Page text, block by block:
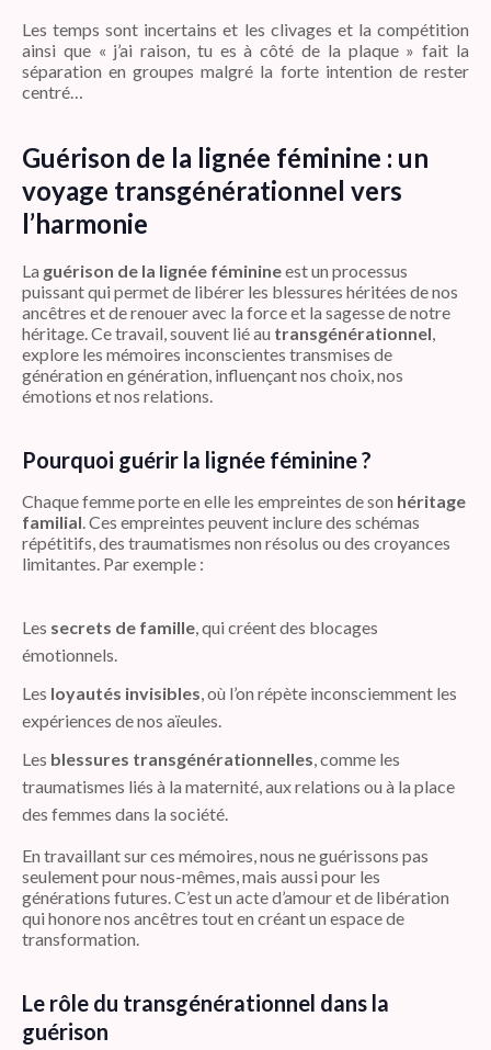
Les temps sont incertains et les clivages et la compétition
ainsi que « j’ai raison, tu es à côté de la plaque » fait la
séparation en groupes malgré la forte intention de rester
centré…⁠
Guérison de la lignée féminine : un
voyage transgénérationnel vers
l’harmonie
La guérison de la lignée féminineest un processus
puissant qui permet de libérer les blessures héritées de nos
ancêtres et de renouer avec la force et la sagesse de notre
héritage. Ce travail, souvent lié au transgénérationnel,
explore les mémoires inconscientes transmises de
génération en génération, influençant nos choix, nos
émotions et nos relations.
Pourquoi guérir la lignée féminine ?
Chaque femme porte en elle les empreintes de son héritage
familial. Ces empreintes peuvent inclure des schémas
répétitifs, des traumatismes non résolus ou des croyances
limitantes. Par exemple :
Les secrets de famille, qui créent des blocages
émotionnels.
Les loyautés invisibles, où l’on répète inconsciemment les
expériences de nos aïeules.
Les blessures transgénérationnelles, comme les
traumatismes liés à la maternité, aux relations ou à la place
des femmes dans la société.
En travaillant sur ces mémoires, nous ne guérissons pas
seulement pour nous-mêmes, mais aussi pour les
générations futures. C’est un acte d’amour et de libération
qui honore nos ancêtres tout en créant un espace de
transformation.
Le rôle du transgénérationnel dans la
guérison